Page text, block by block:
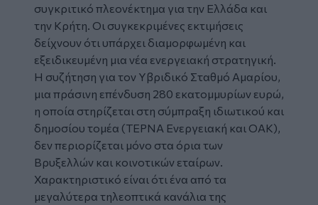
συγκριτικό πλεονέκτημα για την Ελλάδα και
την Κρήτη. Οι συγκεκριμένες εκτιμήσεις
δείχνουν ότι υπάρχει διαμορφωμένη και
εξειδικευμένη μια νέα ενεργειακή στρατηγική.
Η συζήτηση για τον Υβριδικό Σταθμό Αμαρίου,
μια πράσινη επένδυση 280 εκατομμυρίων ευρώ,
η οποία στηρίζεται στη σύμπραξη ιδιωτικού και
δημοσίου τομέα (ΤΕΡΝΑ Ενεργειακή και ΟΑΚ),
δεν περιορίζεται μόνο στα όρια των
Βρυξελλών και κοινοτικών εταίρων.
Χαρακτηριστικό είναι ότι ένα από τα
μεγαλύτερα τηλεοπτικά κανάλια της